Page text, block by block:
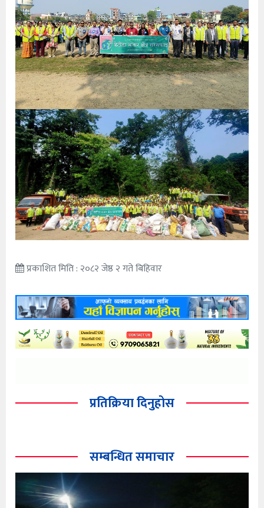
प्रकाशित मिति : २०८२ जेष्ठ २ गते बिहिवार
प्रतिक्रिया दिनुहोस
सम्बन्धित समाचार